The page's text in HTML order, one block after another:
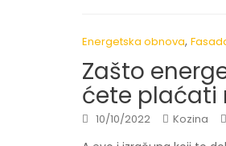
Energetska obnova,
Zašto
ćete plaćati
10/10/2022 Kozina